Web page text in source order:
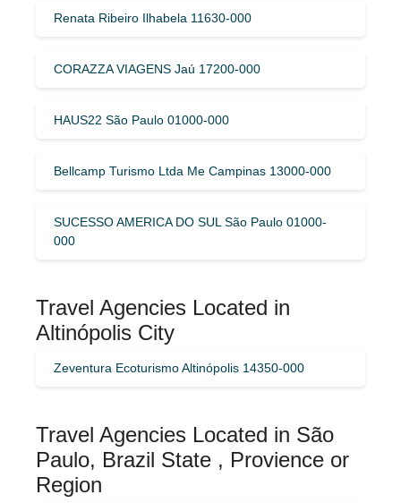
Renata Ribeiro Ilhabela 11630-000
CORAZZA VIAGENS Jaú 17200-000
HAUS22 São Paulo 01000-000
Bellcamp Turismo Ltda Me Campinas 13000-000
SUCESSO AMERICA DO SUL São Paulo 01000-
000
Travel Agencies Located in
Altinópolis City
Zeventura Ecoturismo Altinópolis 14350-000
Travel Agencies Located in São
Paulo, Brazil State , Provience or
Region